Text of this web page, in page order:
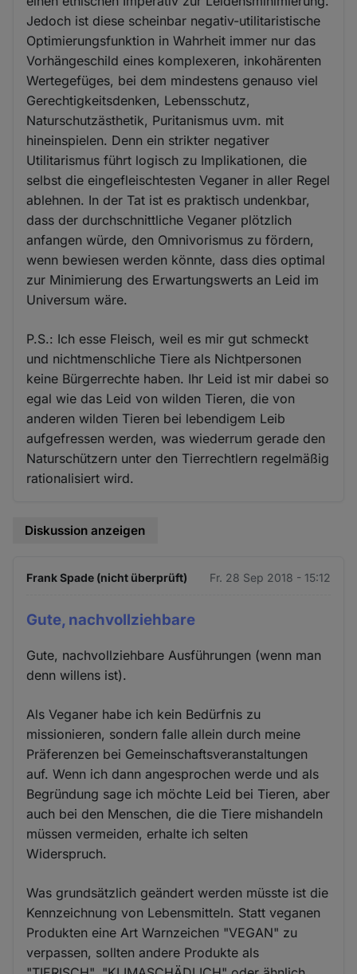
Jedoch ist diese scheinbar negativ-utilitaristische
Optimierungsfunktion in Wahrheit immer nur das
Vorhängeschild eines komplexeren, inkohärenten
Wertegefüges, bei dem mindestens genauso viel
Gerechtigkeitsdenken, Lebensschutz,
Naturschutzästhetik, Puritanismus uvm. mit
hineinspielen. Denn ein strikter negativer
Utilitarismus führt logisch zu Implikationen, die
selbst die eingefleischtesten Veganer in aller Regel
ablehnen. In der Tat ist es praktisch undenkbar,
dass der durchschnittliche Veganer plötzlich
anfangen würde, den Omnivorismus zu fördern,
wenn bewiesen werden könnte, dass dies optimal
zur Minimierung des Erwartungswerts an Leid im
Universum wäre.
P.S.: Ich esse Fleisch, weil es mir gut schmeckt
und nichtmenschliche Tiere als Nichtpersonen
keine Bürgerrechte haben. Ihr Leid ist mir dabei so
egal wie das Leid von wilden Tieren, die von
anderen wilden Tieren bei lebendigem Leib
aufgefressen werden, was wiederrum gerade den
Naturschützern unter den Tierrechtlern regelmäßig
rationalisiert wird.
Diskussion anzeigen
Frank Spade (nicht überprüft) Fr. 28 Sep 2018 - 15:12
Gute, nachvollziehbare
Gute, nachvollziehbare Ausführungen (wenn man
denn willens ist).
Als Veganer habe ich kein Bedürfnis zu
missionieren, sondern falle allein durch meine
Präferenzen bei Gemeinschaftsveranstaltungen
auf. Wenn ich dann angesprochen werde und als
Begründung sage ich möchte Leid bei Tieren, aber
auch bei den Menschen, die die Tiere mishandeln
müssen vermeiden, erhalte ich selten
Widerspruch.
Was grundsätzlich geändert werden müsste ist die
Kennzeichnung von Lebensmitteln. Statt veganen
Produkten eine Art Warnzeichen "VEGAN" zu
verpassen, sollten andere Produkte als